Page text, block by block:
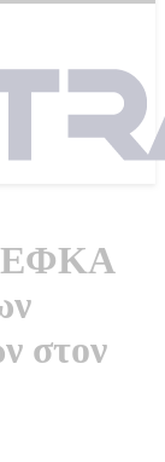
ΕΦΚΑ
στον